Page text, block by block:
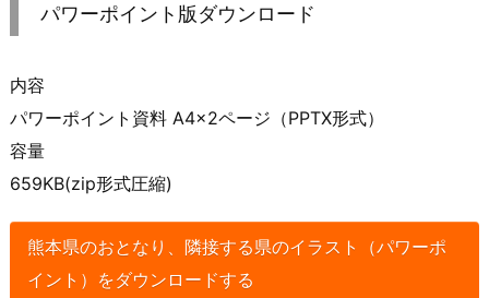
パワーポイント版ダウンロード
内容
パワーポイント資料 A4×2ページ（PPTX形式）
容量
659KB(zip形式圧縮)
熊本県のおとなり、隣接する県のイラスト（パワーポ
イント）をダウンロードする